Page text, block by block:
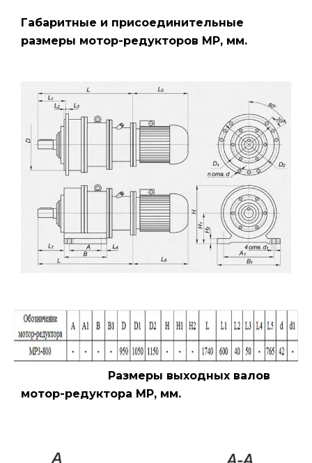
Габаритные и присоединительные
размеры мотор-редукторов МР, мм.
Размеры выходных валов
мотор-редуктора МР, мм.